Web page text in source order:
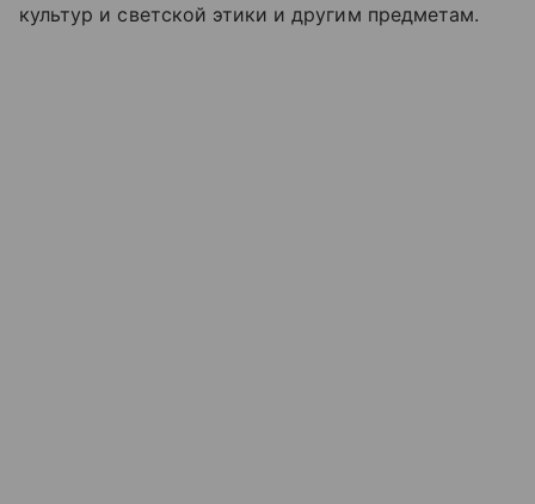
культур и светской этики и другим предметам.